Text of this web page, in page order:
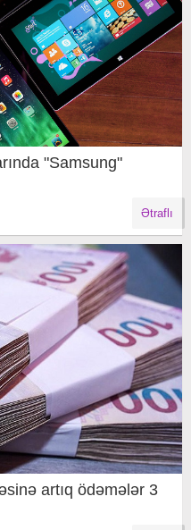
"Samsung"
Ətraflı
artıq ödəmələr 3